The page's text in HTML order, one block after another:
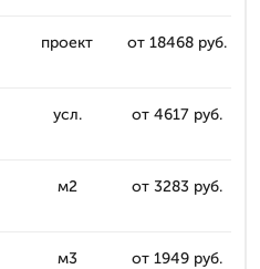
проект от 18468 руб.
усл. от 4617 руб.
м2 от 3283 руб.
м3 от 1949 руб.